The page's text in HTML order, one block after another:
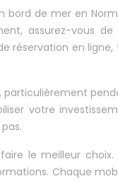
bord de mer en
assurez-vous
réservation en
votre
le meilleur
Chaque